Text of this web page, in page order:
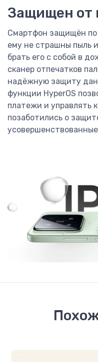
Защищен от
Смартфон защищён по
ему не страшны пыль
брать его с собой в
сканер отпечатков
надёжную защиту
функции HyperOS
платежи и управлять
позаботились о